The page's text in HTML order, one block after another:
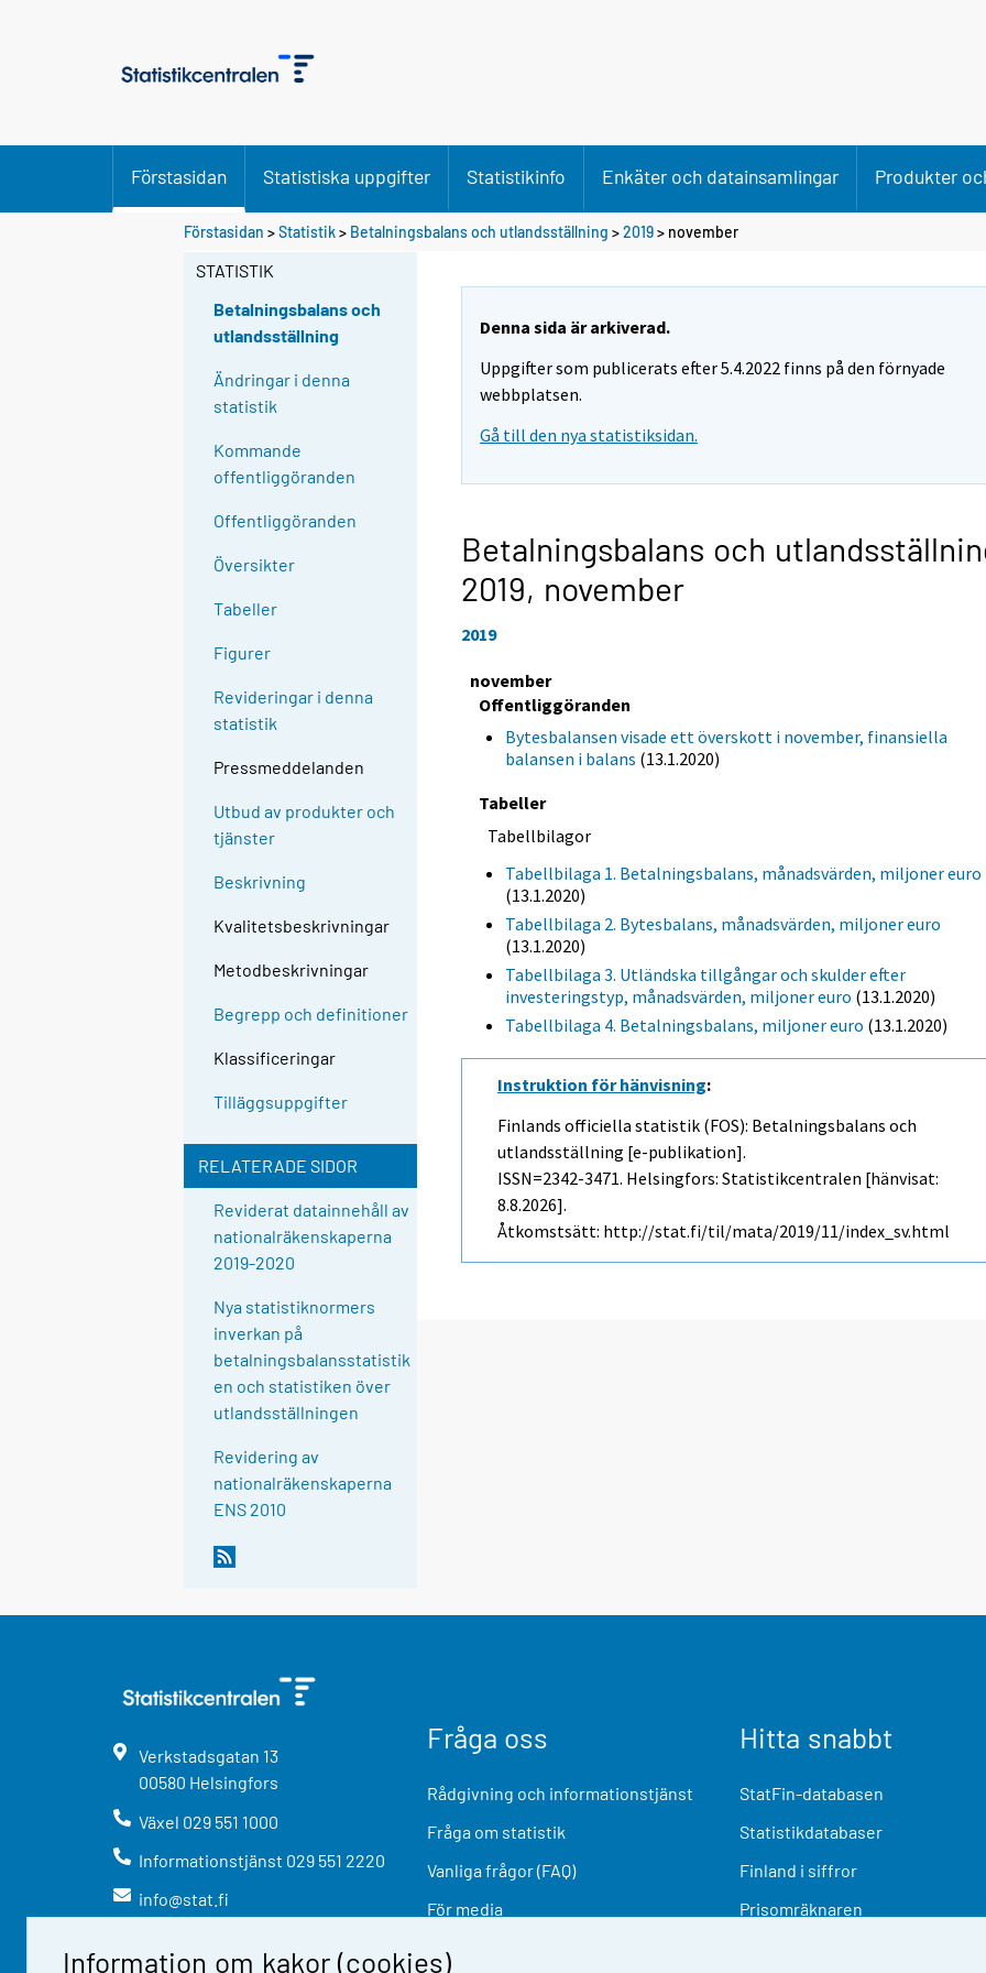
Information om kakor (cookies)
Förstasidan Statistiska uppgifter Statistikinfo Enkäter och datainsamlingar Produkter
Förstasidan >Statistik> Betalningsbalans och utlandsställning >2019> november
STATISTIK
Betalningsbalans och
utlandsställning
Ändringar i denna
statistik
Kommande
offentliggöranden
Offentliggöranden
Översikter
Tabeller
Figurer
Revideringar i denna
statistik
Pressmeddelanden
Utbud av produkter och
tjänster
Beskrivning
Kvalitetsbeskrivningar
Metodbeskrivningar
Begrepp och definitioner
Klassificeringar
Tilläggsuppgifter
RELATERADE SIDOR
Reviderat datainnehåll av
nationalräkenskaperna
2019-2020
Nya statistiknormers
inverkan på
betalningsbalansstatistik
en och statistiken över
utlandsställningen
Revidering av
nationalräkenskaperna
ENS 2010
Denna sida är arkiverad.
Uppgifter som publicerats efter 5.4.2022 finns på den förnyade
webbplatsen.
Gå till den nya statistiksidan.
Betalningsbalans och
2019, november
2019
november
Offentliggöranden
Bytesbalansen visade ett överskott i november, finansiella
balansen i balans (13.1.2020)
Tabeller
Tabellbilagor
Tabellbilaga 1. Betalningsbalans, månadsvärden, miljoner euro
(13.1.2020)
Tabellbilaga 2. Bytesbalans, månadsvärden, miljoner euro
(13.1.2020)
Tabellbilaga 3. Utländska tillgångar och skulder efter
investeringstyp, månadsvärden, miljoner euro (13.1.2020)
Tabellbilaga 4. Betalningsbalans, miljoner euro (13.1.2020)
Instruktion för hänvisning:
Finlands officiella statistik (FOS): Betalningsbalans och
utlandsställning [e-publikation].
ISSN=2342-3471. Helsingfors: Statistikcentralen [hänvisat:
8.8.2026].
Åtkomstsätt: http://stat.fi/til/mata/2019/11/index_sv.html
Verkstadsgatan 13
00580 Helsingfors
Växel 029 551 1000
Informationstjänst 029 551 2220
info@stat.fi
Fråga oss
Rådgivning och informationstjänst
Fråga om statistik
Vanliga frågor (FAQ)
För media
Hitta snabbt
StatFin-databasen
Statistikdatabaser
Finland i siffror
Prisomräknaren